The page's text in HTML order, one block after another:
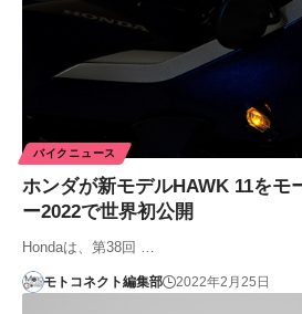
バイクニュース
ホンダが新モデルHAWK 11をモ
ー2022で世界初公開
Hondaは、第38回 …
モトコネクト編集部 2022年2月25日